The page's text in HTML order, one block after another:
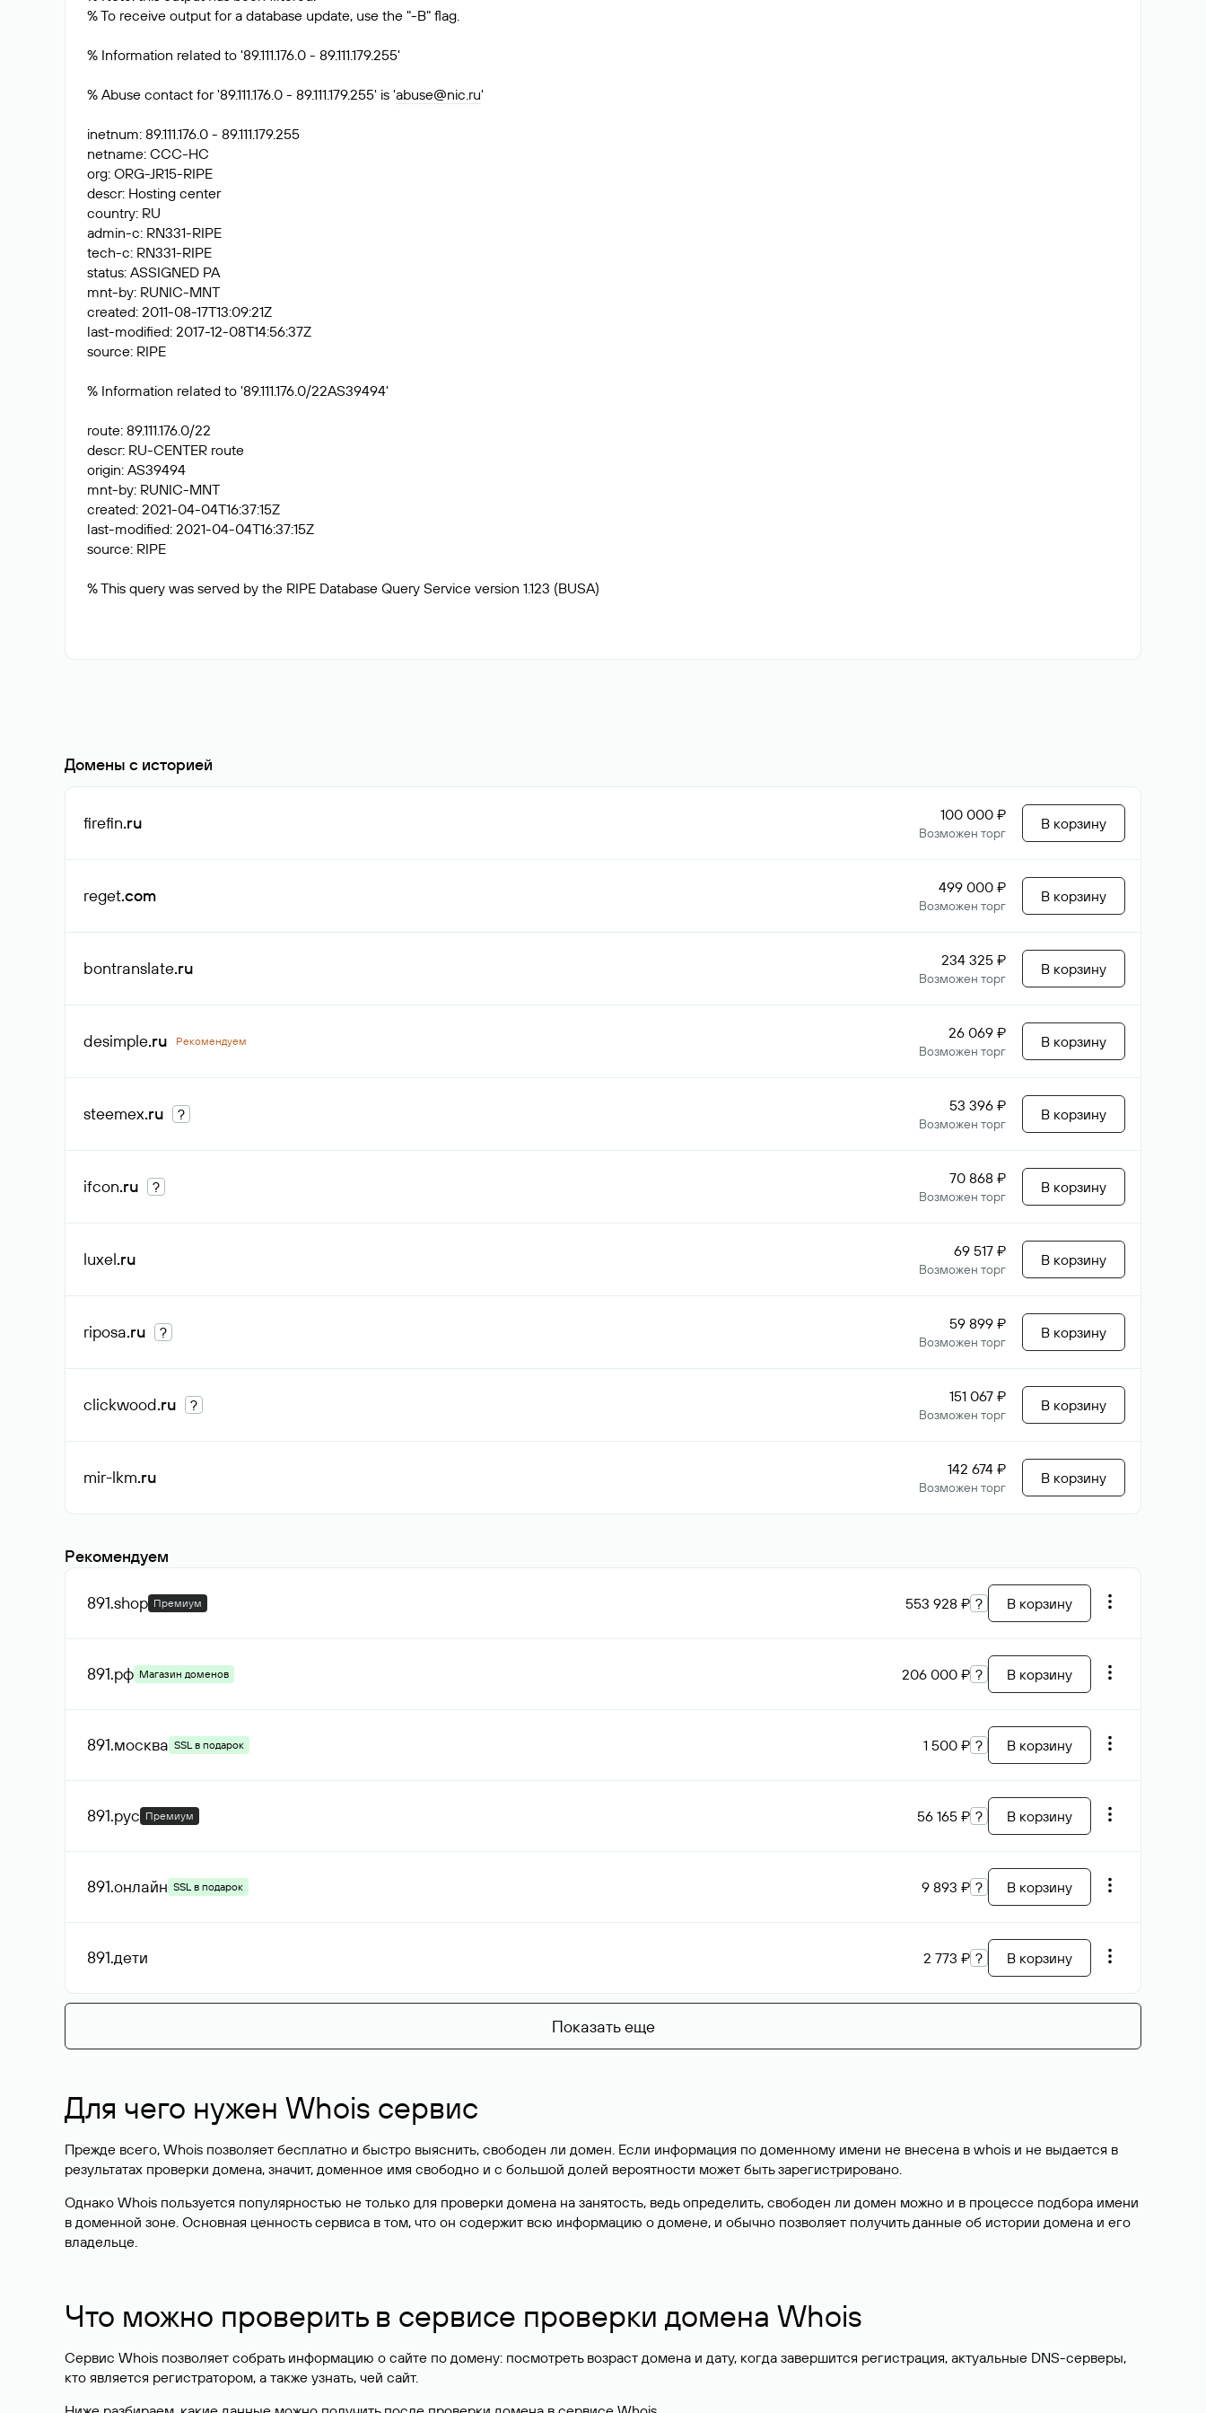
% To receive output for a database update, use the "-B" flag.
% Information related to '89.111.176.0 - 89.111.179.255'
% Abuse contact for '89.111.176.0 - 89.111.179.255' is 'abuse@nic.ru'
inetnum: 89.111.176.0 - 89.111.179.255
netname: CCC-HC
org: ORG-JR15-RIPE
descr: Hosting center
country: RU
admin-c: RN331-RIPE
tech-c: RN331-RIPE
status: ASSIGNED PA
mnt-by: RUNIC-MNT
created: 2011-08-17T13:09:21Z
last-modified: 2017-12-08T14:56:37Z
source: RIPE
% Information related to '89.111.176.0/22AS39494'
route: 89.111.176.0/22
descr: RU-CENTER route
origin: AS39494
mnt-by: RUNIC-MNT
created: 2021-04-04T16:37:15Z
last-modified: 2021-04-04T16:37:15Z
source: RIPE
% This query was served by the RIPE Database Query Service version 1.123 (BUSA)
Домены с историей
firefin.ru 100 000 ₽
Возможен торг
В корзину
reget.com 499 000 ₽
Возможен торг
В корзину
bontranslate.ru 234 325 ₽
Возможен торг
В корзину
desimple.ru Рекомендуем 26 069 ₽
Возможен торг
В корзину
steemex.ru ? 53 396 ₽
Возможен торг
В корзину
ifcon.ru ? 70 868 ₽
Возможен торг
В корзину
luxel.ru 69 517 ₽
Возможен торг
В корзину
riposa.ru ? 59 899 ₽
Возможен торг
В корзину
clickwood.ru ? 151 067 ₽
Возможен торг
В корзину
mir-lkm.ru 142 674 ₽
Возможен торг
В корзину
Рекомендуем
891.shop Премиум 553 928 ₽ ? В корзину
891.рф Магазин доменов 206 000 ₽ ? В корзину
891.москва SSL в подарок 1 500 ₽ ? В корзину
891.рус Премиум 56 165 ₽ ? В корзину
891.онлайн SSL в подарок 9 893 ₽ ? В корзину
891.дети 2 773 ₽ ? В корзину
Показать еще
Для чего нужен Whois сервис
Прежде всего, Whois позволяет бесплатно и быстро выяснить, свободен ли домен. Если информация по доменному имени не внесена в whois и не выдается в
результатах проверки домена, значит, доменное имя свободно и с большой долей вероятности может быть зарегистрировано.
Однако Whois пользуется популярностью не только для проверки домена на занятость, ведь определить, свободен ли домен можно и в процессе подбора имени
в доменной зоне. Основная ценность сервиса в том, что он содержит всю информацию о домене, и обычно позволяет получить данные об истории домена и его
владельце.
Что можно проверить в сервисе проверки домена Whois
Сервис Whois позволяет собрать информацию о сайте по домену: посмотреть возраст домена и дату, когда завершится регистрация, актуальные DNS-серверы,
кто является регистратором, а также узнать, чей сайт.